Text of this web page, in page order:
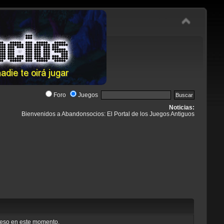
Foro Juegos
Noticias:
Bienvenidos a Abandonsocios: El Portal de los Juegos Antiguos
en este momento.